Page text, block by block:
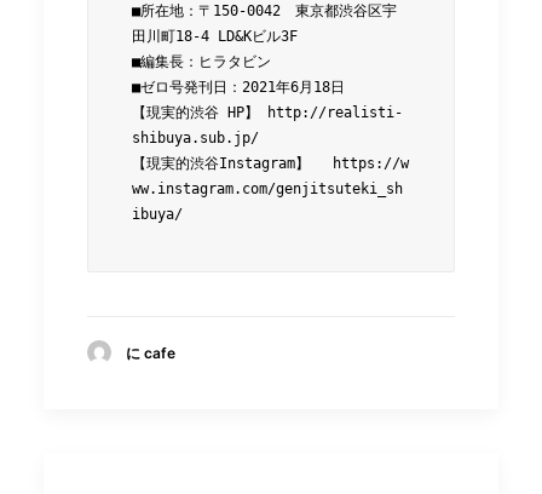
■所在地：〒150-0042　東京都渋谷区宇
田川町18-4 LD&Kビル3F
■編集長：ヒラタビン
■ゼロ号発刊日：2021年6月18日
【現実的渋谷 HP】
http://realisti-
shibuya.sub.jp/
【現実的渋谷Instagram】
https://w
ww.instagram.com/genjitsuteki_sh
ibuya/
に cafe